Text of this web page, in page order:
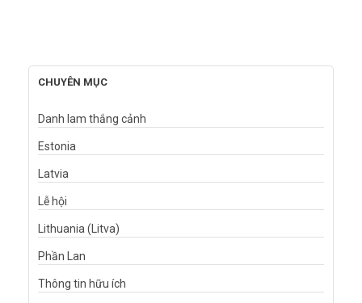
CHUYÊN MỤC
Danh lam thắng cảnh
Estonia
Latvia
Lễ hội
Lithuania (Litva)
Phần Lan
Thông tin hữu ích